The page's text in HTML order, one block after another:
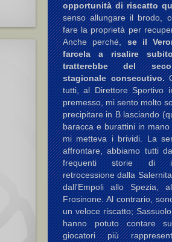
opportunità di riscatto
senso allungare il brodo,
fare la proprietà per
Anche perché,se il
farcela a risalire
tratterebbe del
stagionale consecutivo.
tutti, al Direttore Sportivo
premesso, mi sento molto
precipitare in B lasciando
baracca e burattini in
mi metteva i brividi. La
affrontare, abbiamo tutti
frequenti storie di
retrocessione dalla
dall'Empoli allo Spezia,
Frosinone. Al contrario,
un veloce riscatto;
hanno potuto contare
giocatori più